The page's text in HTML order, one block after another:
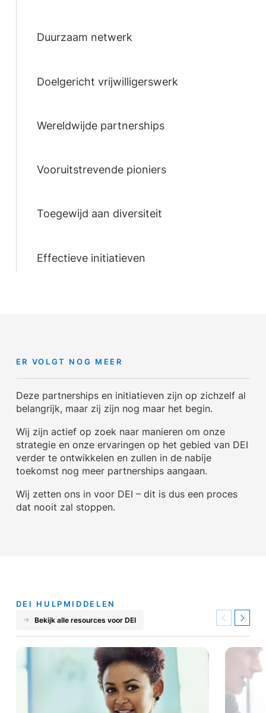
Duurzaam netwerk
Doelgericht vrijwilligerswerk
Wereldwijde partnerships
Vooruitstrevende pioniers
Toegewijd aan diversiteit
Effectieve initiatieven
ER VOLGT NOG MEER
Deze partnerships en initiatieven zijn op zichzelf al
belangrijk, maar zij zijn nog maar het begin.
Wij zijn actief op zoek naar manieren om onze
strategie en onze ervaringen op het gebied van DEI
verder te ontwikkelen en zullen in de nabije
toekomst nog meer partnerships aangaan.
Wij zetten ons in voor DEI – dit is dus een proces
dat nooit zal stoppen.
DEI HULPMIDDELEN
Bekijk alle resources voor DEI Previous
Next